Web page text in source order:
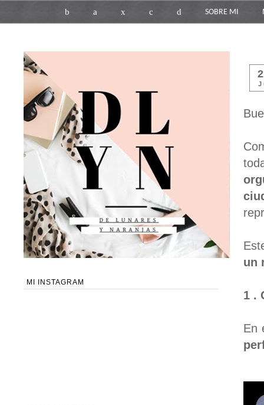
b a x c d SOBRE MI
un
1 .
En
MI INSTAGRAM